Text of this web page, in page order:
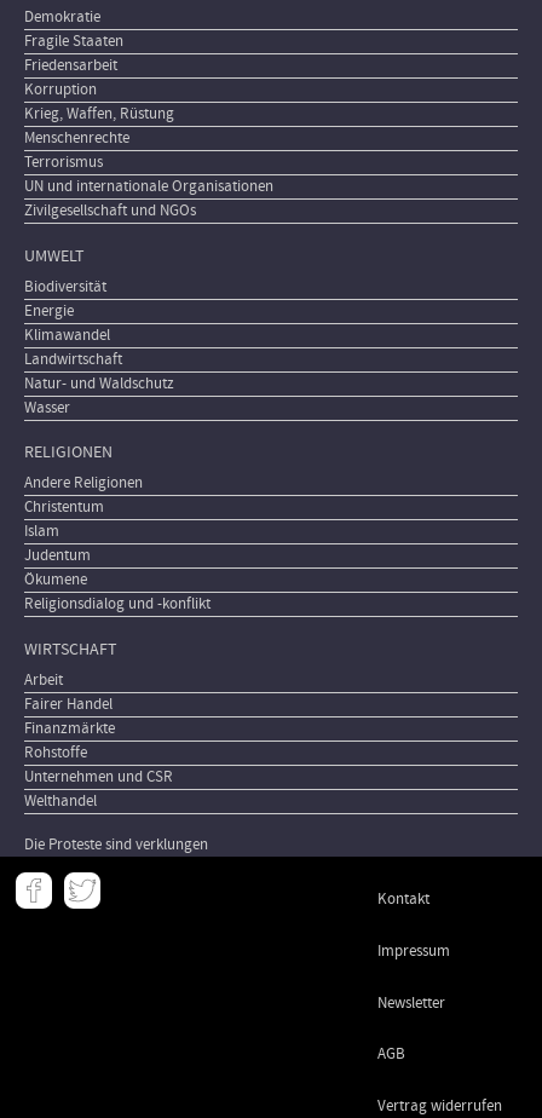
Demokratie
Fragile Staaten
Friedensarbeit
Korruption
Krieg, Waffen, Rüstung
Menschenrechte
Terrorismus
UN und internationale Organisationen
Zivilgesellschaft und NGOs
UMWELT
Biodiversität
Energie
Klimawandel
Landwirtschaft
Natur- und Waldschutz
Wasser
RELIGIONEN
Andere Religionen
Christentum
Islam
Judentum
Ökumene
Religionsdialog und -konflikt
WIRTSCHAFT
Arbeit
Fairer Handel
Finanzmärkte
Rohstoffe
Unternehmen und CSR
Welthandel
Die Proteste sind verklungen
Meta
- Kontakt
Impressum
Newsletter
AGB
Vertrag widerrufen